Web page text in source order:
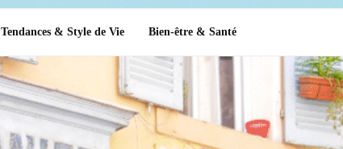
Tendances & Style de Vie Bien-être & Santé